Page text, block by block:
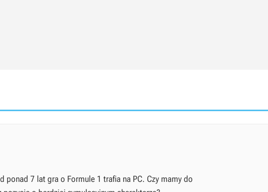
ponad 7 lat gra o Formule 1 trafia na PC. Czy mamy do